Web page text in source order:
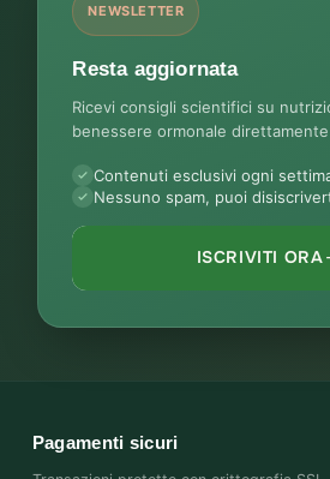
NEWSLETTER
Resta aggiornata
Ricevi consigli scientifici su
benessere ormonale
Contenuti esclusivi ogni
Nessuno spam, puoi
ISCRIVITI ORA
Pagamenti sicuri